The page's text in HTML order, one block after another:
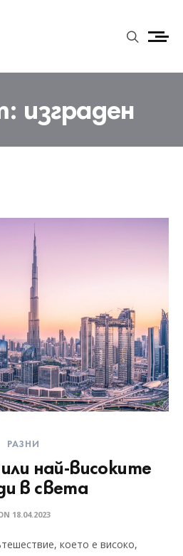
изграден
РАЗНИ
най-високите
в света
18.04.2023
което е високо,